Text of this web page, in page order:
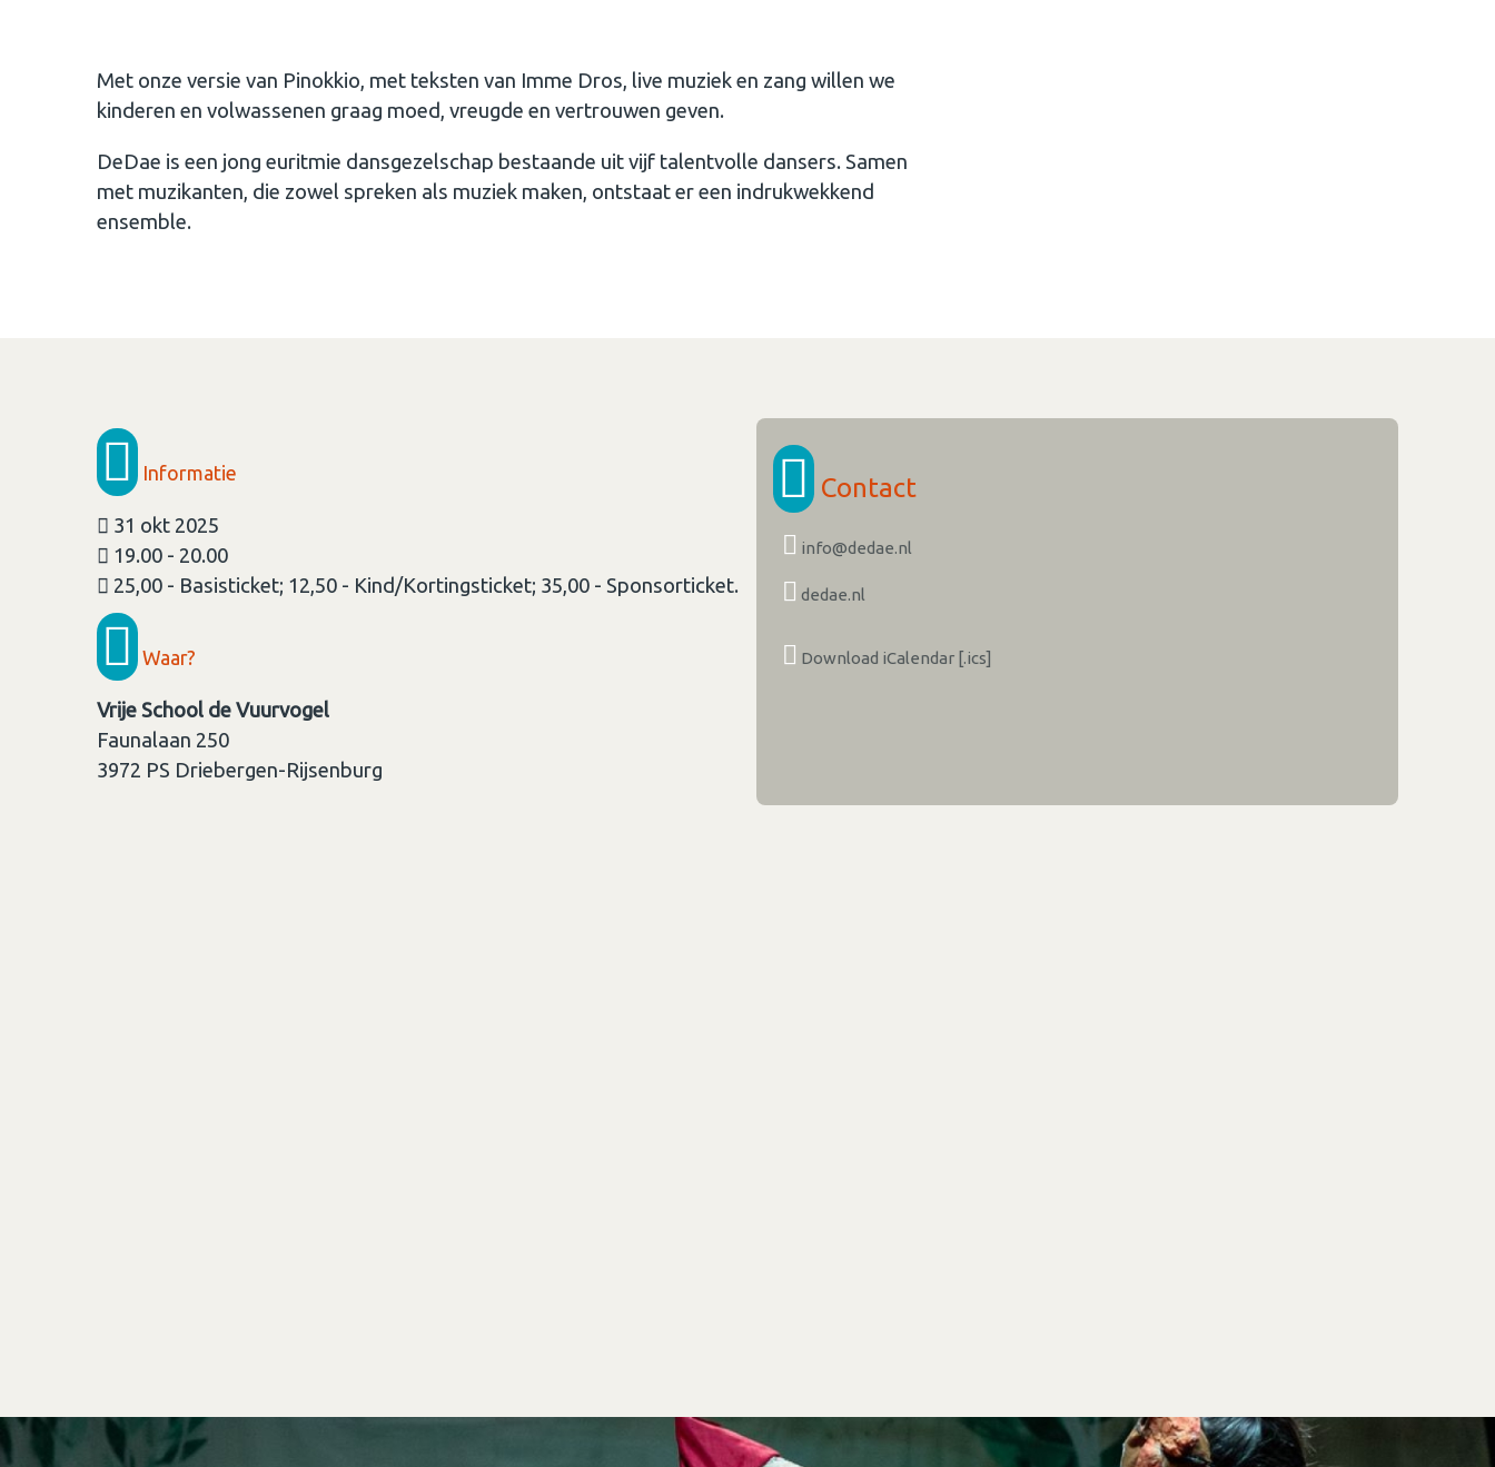
Met onze versie van Pinokkio, met teksten van Imme Dros, live muziek en zang willen we
kinderen en volwassenen graag moed, vreugde en vertrouwen geven.
DeDae is een jong euritmie dansgezelschap bestaande uit vijf talentvolle dansers. Samen
met muzikanten, die zowel spreken als muziek maken, ontstaat er een indrukwekkend
ensemble.
Informatie
31 okt 2025
19.00 - 20.00
25,00 - Basisticket; 12,50 - Kind/Kortingsticket; 35,00 - Sponsorticket.
Waar?
Vrije School de Vuurvogel
Faunalaan 250
3972 PS Driebergen-Rijsenburg
Contact
info@dedae.nl
dedae.nl
Download iCalendar [.ics]